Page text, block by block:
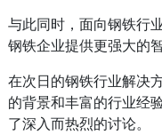
与此同时，面向钢铁行
钢铁企业提供更强大的
在次日的钢铁行业解决
的背景和丰富的行业经
了深入而热烈的讨论。